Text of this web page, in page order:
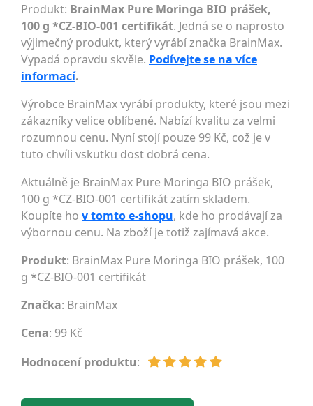
Produkt: BrainMax Pure Moringa BIO prášek,
100 g *CZ-BIO-001 certifikát. Jedná se o naprosto
výjimečný produkt, který vyrábí značka BrainMax.
Vypadá opravdu skvěle. Podívejte se na více
informací.
Výrobce BrainMax vyrábí produkty, které jsou mezi
zákazníky velice oblíbené. Nabízí kvalitu za velmi
rozumnou cenu. Nyní stojí pouze 99 Kč, což je v
tuto chvíli vskutku dost dobrá cena.
Aktuálně je BrainMax Pure Moringa BIO prášek,
100 g *CZ-BIO-001 certifikát zatím skladem.
Koupíte ho v tomto e-shopu, kde ho prodávají za
výbornou cenu. Na zboží je totiž zajímavá akce.
Produkt: BrainMax Pure Moringa BIO prášek, 100
g *CZ-BIO-001 certifikát
Značka: BrainMax
Cena: 99 Kč
Hodnocení produktu: